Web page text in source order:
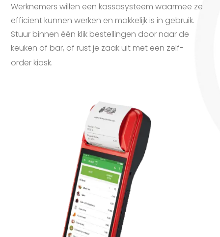
Werknemers willen een kassasysteem waarmee ze
efficient kunnen werken en makkelijk is in gebruik.
Stuur binnen één klik bestellingen door naar de
keuken of bar, of rust je zaak uit met een zelf-
order kiosk.